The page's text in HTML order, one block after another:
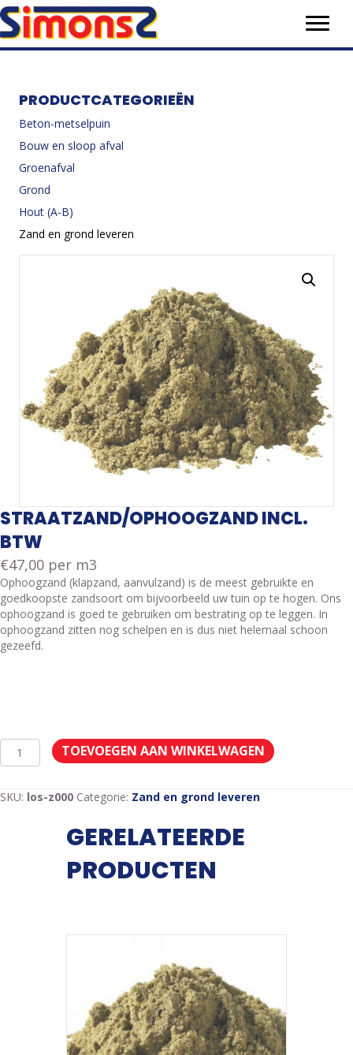
PRODUCTCATEGORIEËN
Beton-metselpuin
Bouw en sloop afval
Groenafval
Grond
Hout (A-B)
Zand en grond leveren
STRAATZAND/OPHOOGZAND INCL.
BTW
€47,00 per m3
Ophoogzand (klapzand, aanvulzand) is de meest gebruikte en
goedkoopste zandsoort om bijvoorbeeld uw tuin op te hogen. Ons
ophoogzand is goed te gebruiken om bestrating op te leggen. In
ophoogzand zitten nog schelpen en is dus niet helemaal schoon
gezeefd.
Straatzand/ophoogzand
incl.
aantal
TOEVOEGEN AAN WINKELWAGEN
SKU: los-z000 Categorie: Zand en grond leveren
GERELATEERDE
PRODUCTEN